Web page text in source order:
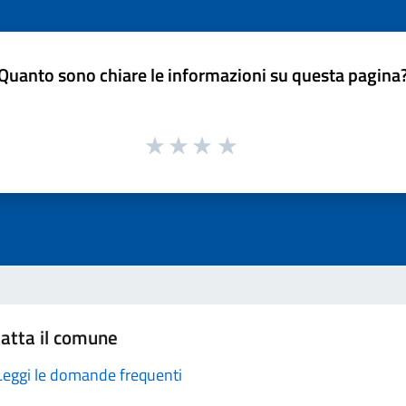
sono chiare le informazioni su questa
il comune
le domande frequenti